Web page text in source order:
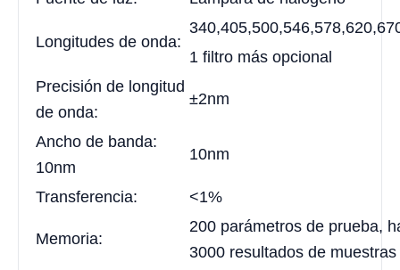
Longitudes de onda:
1 filtro más opcional
Precisión de longitud
de onda:
±2nm
Ancho de banda:
10nm
10nm
Transferencia: <1%
Memoria:
200 parámetros de prueba,
3000 resultados de muestras